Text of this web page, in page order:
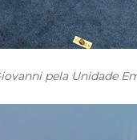
pela Unidade